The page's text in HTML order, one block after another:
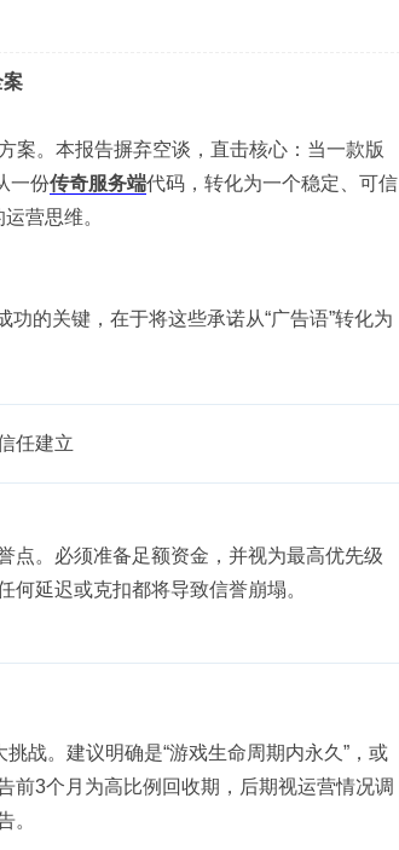
案
案。本报告摒弃空谈，直击核心：当一款版
一份传奇服务端代码，转化为一个稳定、可信
营思维。
的关键，在于将这些承诺从“广告语”转化为
任建立
点。必须准备足额资金，并视为最高优先级
何延迟或克扣都将导致信誉崩塌。
挑战。建议明确是“游戏生命周期内永久”，或
前3个月为高比例回收期，后期视运营情况调
。